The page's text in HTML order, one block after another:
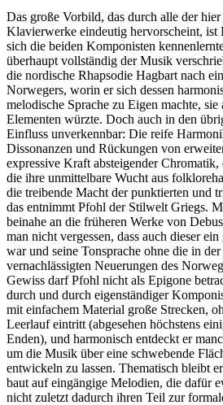
Das große Vorbild, das durch alle der hier
Klavierwerke eindeutig hervorscheint,
sich die beiden Komponisten
überhaupt vollständig der Musik
die nordische Rhapsodie Hagbart nach
Norwegers, worin er sich dessen
melodische Sprache zu Eigen machte,
Elementen würzte. Doch auch in den
Einfluss unverkennbar: Die reife
Dissonanzen und Rückungen von
expressive Kraft absteigender
die ihre unmittelbare Wucht aus
die treibende Macht der punktierten und
das entnimmt Pfohl der Stilwelt Griegs.
beinahe an die früheren Werke von
man nicht vergessen, dass auch dieser
war und seine Tonsprache ohne die in
vernachlässigten Neuerungen des
Gewiss darf Pfohl nicht als Epigone
durch und durch eigenständiger
mit einfachem Material große Strecken,
Leerlauf eintritt (abgesehen höchstens
Enden), und harmonisch entdeckt er
um die Musik über eine schwebende
entwickeln zu lassen. Thematisch bleibt
baut auf eingängige Melodien, die dafür
nicht zuletzt dadurch ihren Teil zur